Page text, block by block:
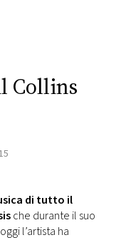
Collins
di tutto il
che durante il suo
l’artista ha